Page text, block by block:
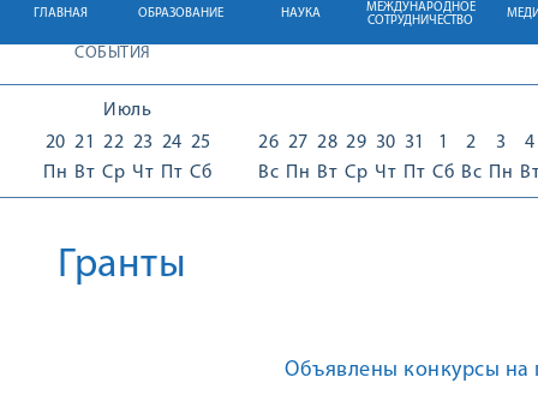
ГЛАВНАЯ ОБРАЗОВАНИЕ НАУКА
МЕЖДУНАРОДНОЕ
СОТРУДНИЧЕСТВО
СОБЫТИЯ
Июль
20
Пн
21
Вт
22
Ср
23
Чт
24
Пт
25
Сб
26
Вс
27
Пн
28
Вт
29
Ср
30
Чт
31
Пт
1
Сб
2
Вс
3
Пн
4
Гранты
Объявлены конкурсы на